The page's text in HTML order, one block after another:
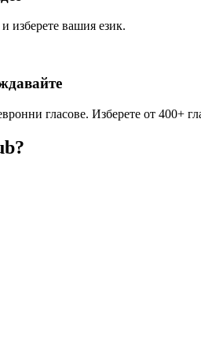
изберете вашия език.
гласове. Изберете от 400+